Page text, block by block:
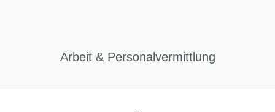
Arbeit & Personalvermittlung